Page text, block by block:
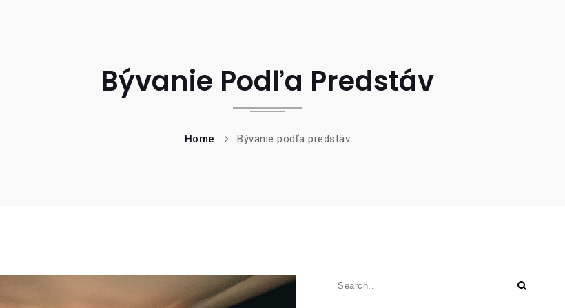
Bývanie Podľa Predstáv
Home Bývanie podľa predstáv